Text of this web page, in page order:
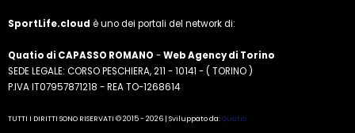
SportLife.cloud è uno dei portali del network di:
Quatio di CAPASSO ROMANO -Web Agency di Torino
SEDE LEGALE: CORSO PESCHIERA, 211 - 10141 - ( TORINO )
P.IVA IT07957871218 - REA TO-1268614
TUTTI I DIRITTI SONO RISERVATI © 2015 - 2026 | Sviluppato da:Quatio